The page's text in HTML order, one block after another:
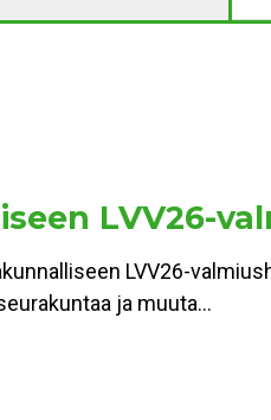
LVV26-
LVV26-
ja muuta…